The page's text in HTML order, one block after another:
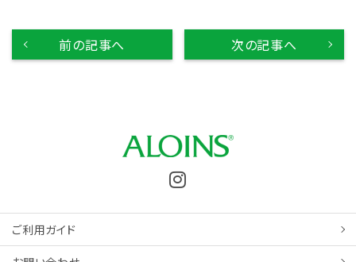
前の記事へ 次の記事へ
ご利用ガイド